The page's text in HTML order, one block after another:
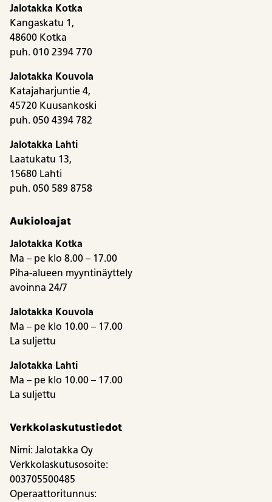
Jalotakka Kotka
Kangaskatu 1,
48600 Kotka
puh. 010 2394 770
Jalotakka Kouvola
Katajaharjuntie 4,
45720 Kuusankoski
puh. 050 4394 782
Jalotakka Lahti
Laatukatu 13,
15680 Lahti
puh. 050 589 8758
Aukioloajat
Jalotakka Kotka
Ma – pe klo 8.00 – 17.00
Piha-alueen myyntinäyttely
avoinna 24/7
Jalotakka Kouvola
Ma – pe klo 10.00 – 17.00
La suljettu
Jalotakka Lahti
Ma – pe klo 10.00 – 17.00
La suljettu
Verkkolaskutustiedot
Nimi: Jalotakka Oy
Verkkolaskutusosoite:
003705500485
Operaattoritunnus: